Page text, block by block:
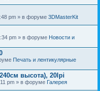
pm » в форуме 3DMasterKit
pm » в форуме Новости и
Печать и лентикулярные
высота), 20lpi
pm » в форуме Галерея